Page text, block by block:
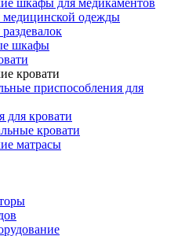
шкафы для медикаментов
одежды
шкафы
кровати
приспособления для
для кровати
кровати
матрасы